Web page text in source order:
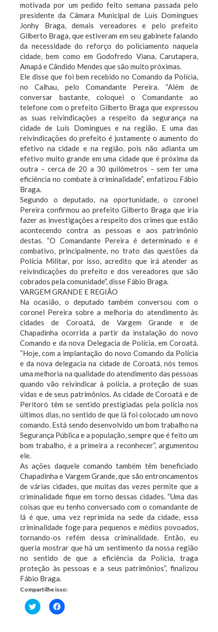
motivada por um pedido feito semana passada pelo
presidente da Câmara Municipal de Luís Domingues
Jonhy Braga, demais vereadores e pelo prefeito
Gilberto Braga, que estiveram em seu gabinete falando
da necessidade do reforço do policiamento naquela
cidade, bem como em Godofredo Viana, Carutapera,
Amapá e Cândido Mendes que são muito próximas.
Ele disse que foi bem recebido no Comando da Polícia,
no Calhau, pelo Comandante Pereira. “Além de
conversar bastante, coloquei o Comandante ao
telefone com o prefeito Gilberto Braga que expressou
as suas reivindicações a respeito da segurança na
cidade de Luís Domingues e na região. E uma das
reivindicações do prefeito é justamente o aumento do
efetivo na cidade e na região, pois não adianta um
efetivo muito grande em uma cidade que é próxima da
outra – cerca de 20 a 30 quilômetros – sem ter uma
eficiência no combate à criminalidade”, enfatizou Fábio
Braga.
Segundo o deputado, na oportunidade, o coronel
Pereira confirmou ao prefeito Gilberto Braga que iria
fazer as investigações a respeito dos crimes que estão
acontecendo contra as pessoas e aos patrimônio
destas. “O Comandante Pereira é determinado e é
combativo, principalmente, no trato das questões da
Polícia Militar, por isso, acredito que irá atender as
reivindicações do prefeito e dos vereadores que são
cobrados pela comunidade”, disse Fábio Braga.
VARGEM GRANDE E REGIÃO
Na ocasião, o deputado também conversou com o
coronel Pereira sobre a melhoria do atendimento às
cidades de Coroatá, de Vargem Grande e de
Chapadinha ocorrida a partir da instalação do novo
Comando e da nova Delegacia de Polícia, em Coroatá.
“Hoje, com a implantação do novo Comando da Polícia
e da nova delegacia na cidade de Coroatá, nós temos
uma melhoria na qualidade do atendimento das pessoas
quando vão reivindicar à polícia, a proteção de suas
vidas e de seus patrimônios. As cidade de Coroatá e de
Peritoró têm se sentido prestigiadas pela polícia nos
últimos dias, no sentido de que lá foi colocado um novo
comando. Está sendo desenvolvido um bom trabalho na
Segurança Pública e a população, sempre que é feito um
bom trabalho, é a primeira a reconhecer”, argumentou
ele.
As ações daquele comando também têm beneficiado
Chapadinha e Vargem Grande, que são entroncamentos
de várias cidades, que muitas das vezes permite que a
criminalidade fique em torno dessas cidades. “Uma das
coisas que eu tenho conversado com o comandante de
lá é que, uma vez reprimida na sede da cidade, essa
criminalidade foge para pequenos e médios povoados,
tornando-os refém dessa criminalidade. Então, eu
queria mostrar que há um sentimento da nossa região
no sentido de que a eficiência da Polícia, traga
proteção às pessoas e a seus patrimônios”, finalizou
Fábio Braga.
Compartilhe isso:
Clique
para
Clique
para